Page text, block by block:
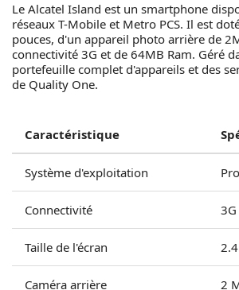
Le Alcatel Island est un smartphone
réseaux T-Mobile et Metro PCS. Il est
pouces, d'un appareil photo arrière de
connectivité 3G et de 64MB Ram. Géré
portefeuille complet d'appareils et des
de Quality One.
Caractéristique
Système d'exploitation
Connectivité 3G
Taille de l'écran
Caméra arrière 2